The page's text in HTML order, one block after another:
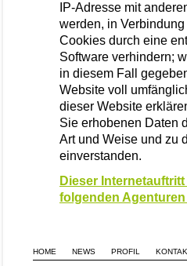
IP-Adresse mit
werden, in
Cookies durch eine
Software verhindern;
in diesem Fall
Website voll
dieser Website
Sie erhobenen Daten
Art und Weise und zu
einverstanden.
Dieser
folgenden
HOME NEWS PROFIL